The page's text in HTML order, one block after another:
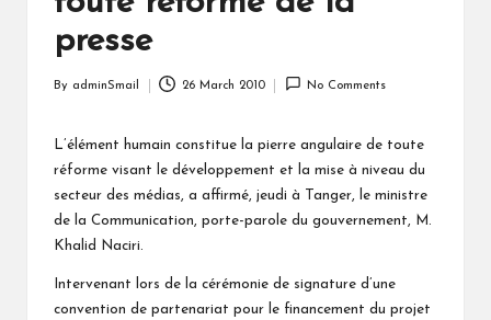
presse
By adminSmail 26 March 2010 No Comments
L’élément humain constitue la pierre angulaire de toute
réforme visant le développement et la mise à niveau du
secteur des médias, a affirmé, jeudi à Tanger, le ministre
de la Communication, porte-parole du gouvernement, M.
Khalid Naciri.
Intervenant lors de la cérémonie de signature d’une
convention de partenariat pour le financement du projet